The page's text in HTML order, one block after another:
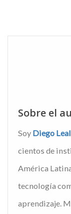
Sobre el
Soy Diego Leal
cientos de
América
tecnología
aprendizaje.